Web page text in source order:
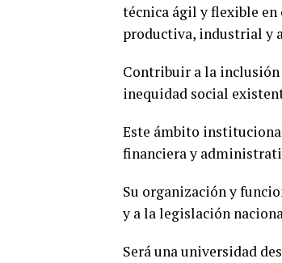
técnica ágil y flexible
productiva, industrial y
Contribuir a la inclusión
inequidad social
Este ámbito
financiera y
Su organización y
y a la legislación
Será una universidad